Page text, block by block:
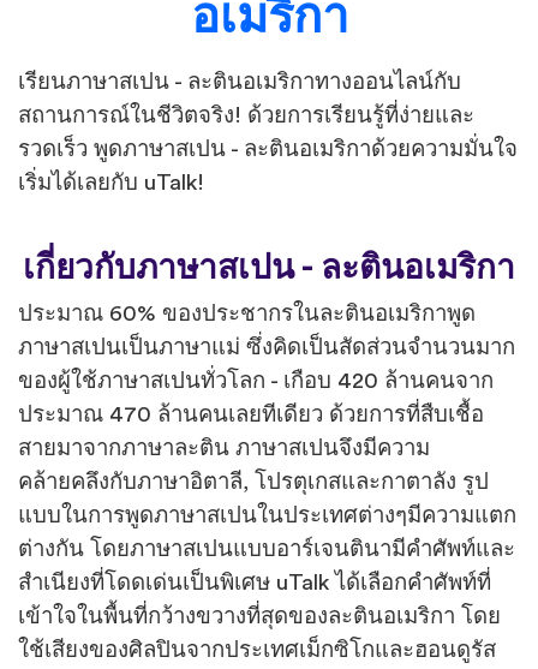
อเมริกา
เรียนภาษาสเปน - ละตินอเมริกาทางออนไลน์กับ
สถานการณ์ในชีวิตจริง! ด้วยการเรียนรู้ที่ง่ายและ
รวดเร็ว พูดภาษาสเปน - ละตินอเมริกาด้วยความมั่นใจ
เริ่มได้เลยกับ uTalk!
เกี่ยวกับภาษาสเปน - ละตินอเมริกา
ประมาณ 60% ของประชากรในละตินอเมริกาพูด
ภาษาสเปนเป็นภาษาแม่ ซึ่งคิดเป็นสัดส่วนจำนวนมาก
ของผู้ใช้ภาษาสเปนทั่วโลก - เกือบ 420 ล้านคนจาก
ประมาณ 470 ล้านคนเลยทีเดียว ด้วยการที่สืบเชื้อ
สายมาจากภาษาละติน ภาษาสเปนจึงมีความ
คล้ายคลึงกับภาษาอิตาลี, โปรตุเกสและกาตาลัง รูป
แบบในการพูดภาษาสเปนในประเทศต่างๆมีความแตก
ต่างกัน โดยภาษาสเปนแบบอาร์เจนตินามีคำศัพท์และ
สำเนียงที่โดดเด่นเป็นพิเศษ uTalk ได้เลือกคำศัพท์ที่
เข้าใจในพื้นที่กว้างขวางที่สุดของละตินอเมริกา โดย
ใช้เสียงของศิลปินจากประเทศเม็กซิโกและฮอนดูรัส